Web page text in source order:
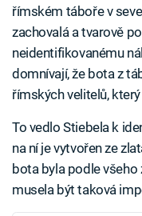
římském táboře v
zachovalá a tvarově
neidentifikovanému
domnívají, že bota z
římských velitelů,
To vedlo Stiebela k
na ní je vytvořen ze
bota byla podle všeho
musela být taková